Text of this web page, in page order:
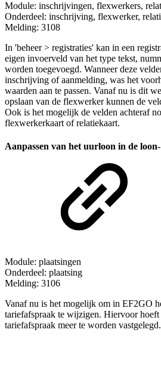
Module: inschrijvingen, flexwerkers,
Onderdeel: inschrijving, flexwerker,
Melding: 3108
In 'beheer > registraties' kan in een
eigen invoerveld van het type tekst,
worden toegevoegd. Wanneer deze
inschrijving of aanmelding, was het
waarden aan te passen. Vanaf nu is dit
opslaan van de flexwerker kunnen de
Ook is het mogelijk de velden achteraf
flexwerkerkaart of relatiekaart.
Aanpassen van het uurloon in de
Module: plaatsingen
Onderdeel: plaatsing
Melding: 3106
Vanaf nu is het mogelijk om in EF2GO
tariefafspraak te wijzigen. Hiervoor
tariefafspraak meer te worden vastgelegd.